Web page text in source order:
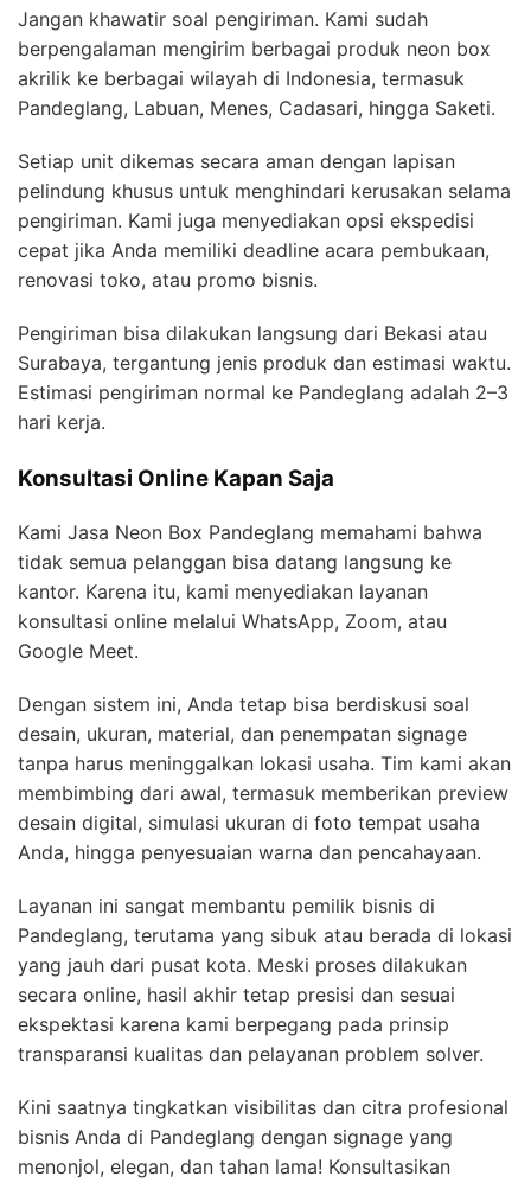
Jangan khawatir soal pengiriman. Kami sudah
berpengalaman mengirim berbagai produk neon box
akrilik ke berbagai wilayah di Indonesia, termasuk
Pandeglang, Labuan, Menes, Cadasari, hingga Saketi.
Setiap unit dikemas secara aman dengan lapisan
pelindung khusus untuk menghindari kerusakan selama
pengiriman. Kami juga menyediakan opsi ekspedisi
cepat jika Anda memiliki deadline acara pembukaan,
renovasi toko, atau promo bisnis.
Pengiriman bisa dilakukan langsung dari Bekasi atau
Surabaya, tergantung jenis produk dan estimasi waktu.
Estimasi pengiriman normal ke Pandeglang adalah 2–3
hari kerja.
Konsultasi Online Kapan Saja
Kami Jasa Neon Box Pandeglang memahami bahwa
tidak semua pelanggan bisa datang langsung ke
kantor. Karena itu, kami menyediakan layanan
konsultasi online melalui WhatsApp, Zoom, atau
Google Meet.
Dengan sistem ini, Anda tetap bisa berdiskusi soal
desain, ukuran, material, dan penempatan signage
tanpa harus meninggalkan lokasi usaha. Tim kami akan
membimbing dari awal, termasuk memberikan preview
desain digital, simulasi ukuran di foto tempat usaha
Anda, hingga penyesuaian warna dan pencahayaan.
Layanan ini sangat membantu pemilik bisnis di
Pandeglang, terutama yang sibuk atau berada di lokasi
yang jauh dari pusat kota. Meski proses dilakukan
secara online, hasil akhir tetap presisi dan sesuai
ekspektasi karena kami berpegang pada prinsip
transparansi kualitas dan pelayanan problem solver.
Kini saatnya tingkatkan visibilitas dan citra profesional
bisnis Anda di Pandeglang dengan signage yang
menonjol, elegan, dan tahan lama! Konsultasikan